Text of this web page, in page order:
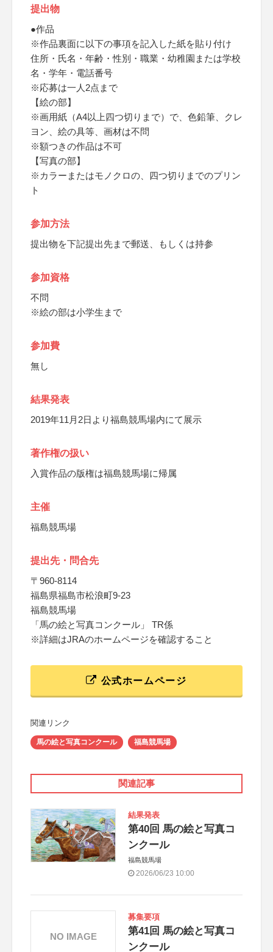
提出物
●作品
※作品裏面に以下の事項を記入した紙を貼り付け
住所・氏名・年齢・性別・職業・幼稚園または学校
名・学年・電話番号
※応募は一人2点まで
【絵の部】
※画用紙（A4以上四つ切りまで）で、色鉛筆、クレ
ヨン、絵の具等、画材は不問
※額つきの作品は不可
【写真の部】
※カラーまたはモノクロの、四つ切りまでのプリン
ト
参加方法
提出物を下記提出先まで郵送、もしくは持参
参加資格
不問
※絵の部は小学生まで
参加費
無し
結果発表
2019年11月2日より福島競馬場内にて展示
著作権の扱い
入賞作品の版権は福島競馬場に帰属
主催
福島競馬場
提出先・問合先
〒960-8114
福島県福島市松浪町9-23
福島競馬場
「馬の絵と写真コンクール」 TR係
※詳細はJRAのホームページを確認すること
公式ホームページ
関連リンク
馬の絵と写真コンクール 福島競馬場
関連記事
結果発表
第40回 馬の絵と写真コ
ンクール
福島競馬場
2026/06/23 10:00
募集要項
第41回 馬の絵と写真コ
ンクール
NO IMAGE